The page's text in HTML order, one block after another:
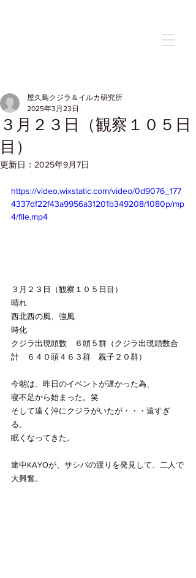
３月２３日（観察１０５日
目）
屋久島クジラ＆イルカ研究所
2025年3月23日
更新日： 2025年9月7日
https://video.wixstatic.com/video/0d9076_177
4337df22f43a9956a31201b349208/1080p/mp
4/file.mp4
３月２３日（観察１０５日目）
晴れ
西北西の風、強風
時化
クジラ出現頭数　６頭５群（クジラ出現頭数合
計　６４０頭４６３群　親子２０群）
今朝は、昨日のイベントが遅かった為、
寝不足から始まった。笑
そして遠く沖にクジラがいたが・・・遠すぎ
る。
眠くなってきた。
途中KAYOが、サシバの渡りを発見して、二人で
大興奮。